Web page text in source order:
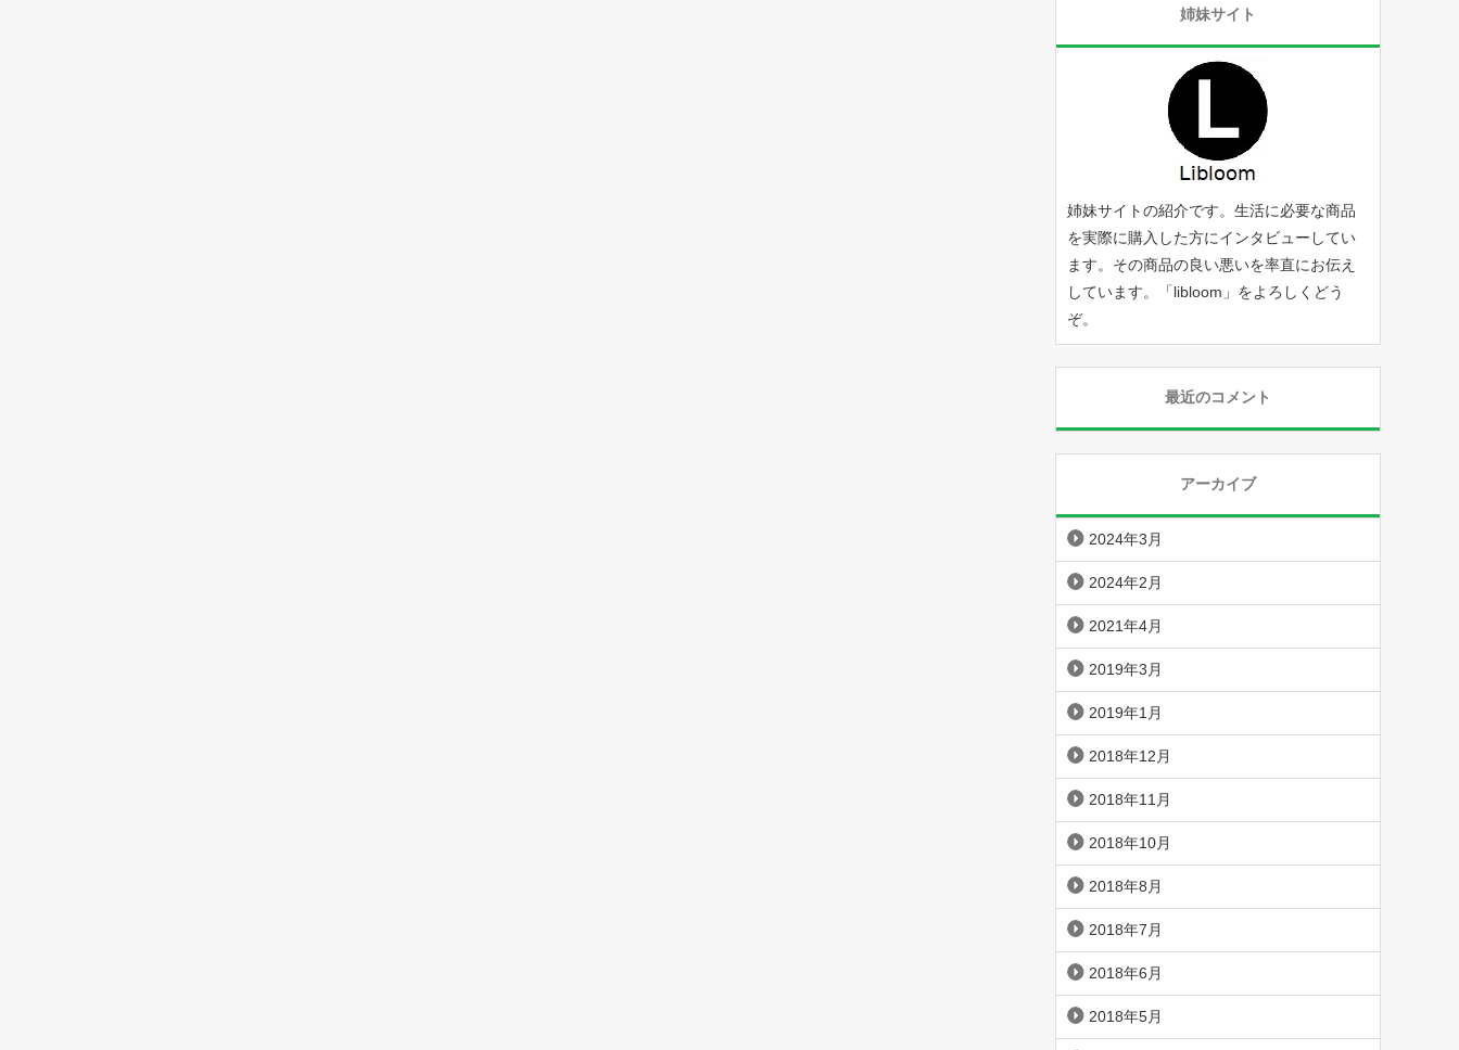
姉妹サイト
姉妹サイトの紹介です。生活に必要な商品
を実際に購入した方にインタビューしてい
ます。その商品の良い悪いを率直にお伝え
しています。「libloom 」をよろしくどう
ぞ。
最近のコメント
アーカイブ
2024年3月
2024年2月
2021年4月
2019年3月
2019年1月
2018年12月
2018年11月
2018年10月
2018年8月
2018年7月
2018年6月
2018年5月